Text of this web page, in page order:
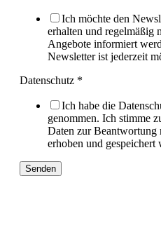
Ich möchte den
erhalten und regelmäßig
Angebote informiert
Newsletter ist jederzeit
Datenschutz *
Ich habe die
genommen. Ich stimme
Daten zur Beantwortung
erhoben und gespeichert
Senden